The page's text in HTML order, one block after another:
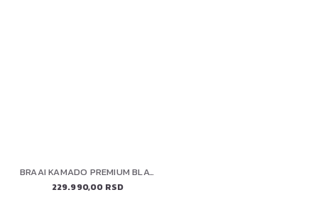
BRAAI KAMADO PREMIUM BLACK 22" (56 cm)
229.990,00 RSD